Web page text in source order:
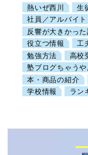
熱いぜ西川
生
社員／アルバイト
反響が大きかっ
役立つ情報
工
勉強方法
高校
塾ブログちゃう
本・商品の紹介
学校情報
ラン